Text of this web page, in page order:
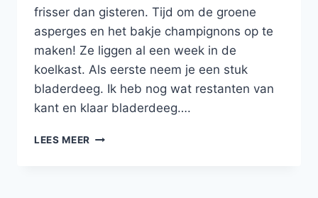
frisser dan gisteren. Tijd om de groene
asperges en het bakje champignons op te
maken! Ze liggen al een week in de
koelkast. Als eerste neem je een stuk
bladerdeeg. Ik heb nog wat restanten van
kant en klaar bladerdeeg….
LEES MEER PLAATTAART